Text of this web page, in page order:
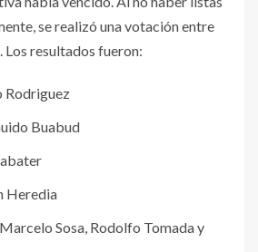
se realizó una votación entre
Los resultados fueron:
Rodriguez
Buabud
Heredia
Sosa, Rodolfo Tomada y